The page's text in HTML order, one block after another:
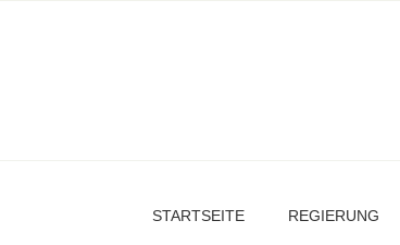
STARTSEITE REGIERUNG